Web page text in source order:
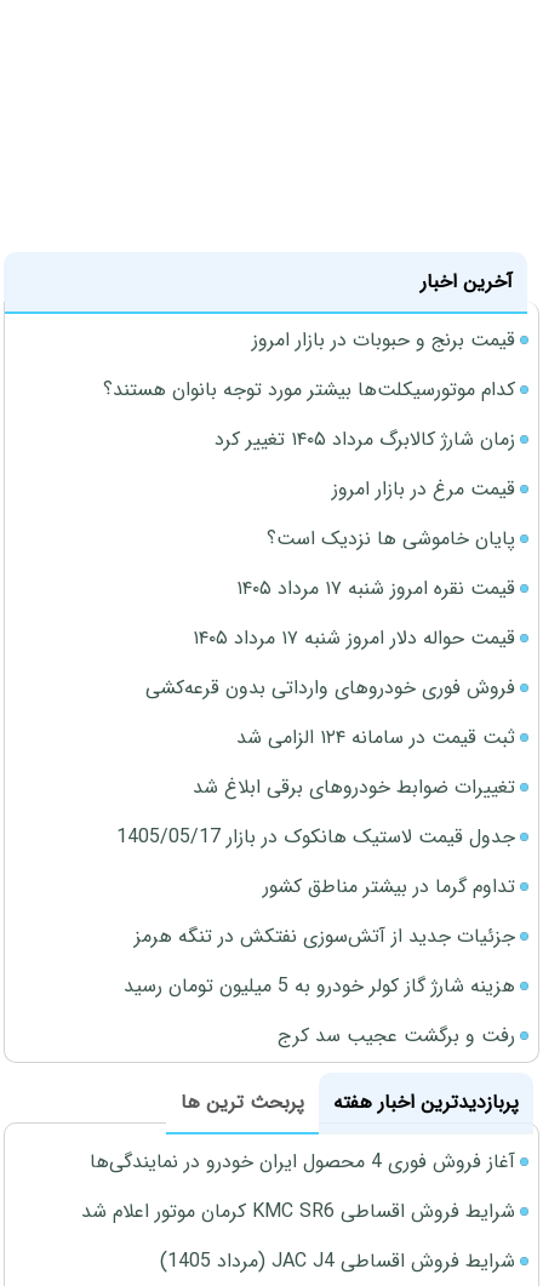
آخرین اخبار
قیمت برنج و حبوبات در بازار امروز
کدام موتورسیکلت‌ها بیشتر مورد توجه بانوان هستند؟
زمان شارژ کالابرگ مرداد ۱۴۰۵ تغییر کرد
قیمت مرغ در بازار امروز
پایان خاموشی ها نزدیک است؟
قیمت نقره امروز شنبه ۱۷ مرداد ۱۴۰۵
قیمت حواله دلار امروز شنبه ۱۷ مرداد ۱۴۰۵
فروش فوری خودروهای وارداتی بدون قرعه‌کشی
ثبت قیمت در سامانه ۱۲۴ الزامی شد
تغییرات ضوابط خودروهای برقی ابلاغ شد
جدول قیمت لاستیک هانکوک در بازار 1405/05/17
تداوم گرما در بیشتر مناطق کشور
جزئیات جدید از آتش‌سوزی نفتکش در تنگه هرمز
هزینه شارژ گاز کولر خودرو به 5 میلیون تومان رسید
رفت و برگشت عجیب سد کرج
پربازدیدترین اخبار هفته
پربحث ترین ها
آغاز فروش فوری 4 محصول ایران خودرو در نمایندگی‌ها
شرایط فروش اقساطی KMC SR6 کرمان موتور اعلام شد
شرایط فروش اقساطی JAC J4 (مرداد 1405)